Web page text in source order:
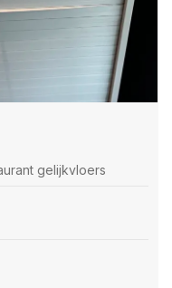
gelijkvloers